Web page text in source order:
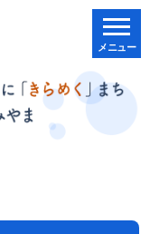
メニュー